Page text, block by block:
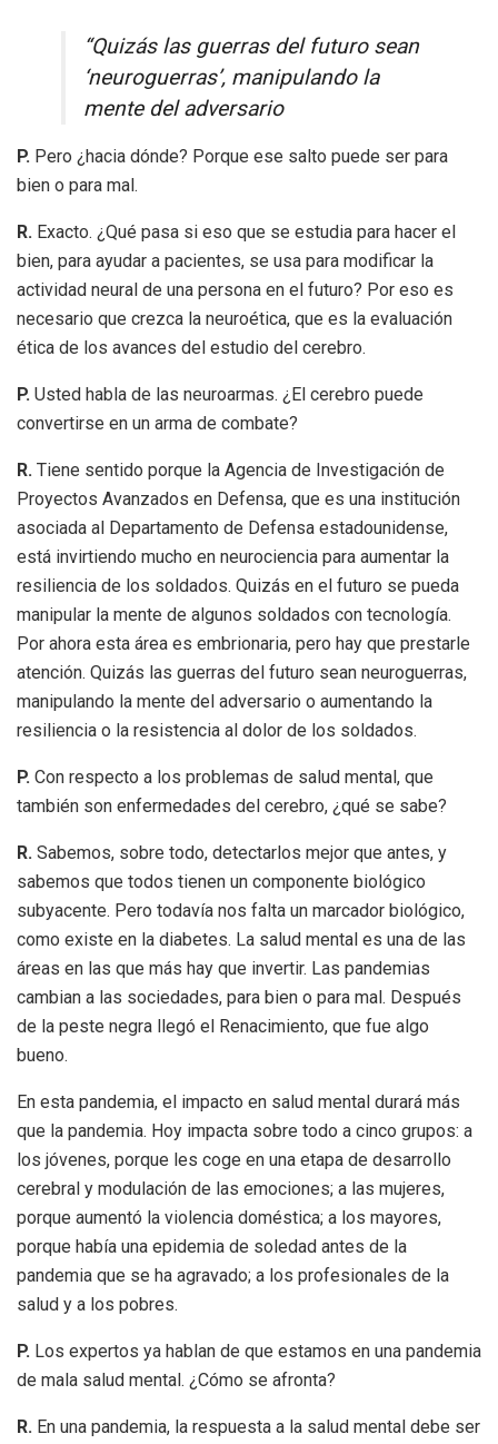
“Quizás las guerras del futuro sean
‘neuroguerras’, manipulando la
mente del adversario
P. Pero ¿hacia dónde? Porque ese salto puede ser para
bien o para mal.
R. Exacto. ¿Qué pasa si eso que se estudia para hacer el
bien, para ayudar a pacientes, se usa para modificar la
actividad neural de una persona en el futuro? Por eso es
necesario que crezca la neuroética, que es la evaluación
ética de los avances del estudio del cerebro.
P. Usted habla de las neuroarmas. ¿El cerebro puede
convertirse en un arma de combate?
R. Tiene sentido porque la Agencia de Investigación de
Proyectos Avanzados en Defensa, que es una institución
asociada al Departamento de Defensa estadounidense,
está invirtiendo mucho en neurociencia para aumentar la
resiliencia de los soldados. Quizás en el futuro se pueda
manipular la mente de algunos soldados con tecnología.
Por ahora esta área es embrionaria, pero hay que prestarle
atención. Quizás las guerras del futuro sean neuroguerras,
manipulando la mente del adversario o aumentando la
resiliencia o la resistencia al dolor de los soldados.
P. Con respecto a los problemas de salud mental, que
también son enfermedades del cerebro, ¿qué se sabe?
R. Sabemos, sobre todo, detectarlos mejor que antes, y
sabemos que todos tienen un componente biológico
subyacente. Pero todavía nos falta un marcador biológico,
como existe en la diabetes. La salud mental es una de las
áreas en las que más hay que invertir. Las pandemias
cambian a las sociedades, para bien o para mal. Después
de la peste negra llegó el Renacimiento, que fue algo
bueno.
En esta pandemia, el impacto en salud mental durará más
que la pandemia. Hoy impacta sobre todo a cinco grupos: a
los jóvenes, porque les coge en una etapa de desarrollo
cerebral y modulación de las emociones; a las mujeres,
porque aumentó la violencia doméstica; a los mayores,
porque había una epidemia de soledad antes de la
pandemia que se ha agravado; a los profesionales de la
salud y a los pobres.
P. Los expertos ya hablan de que estamos en una pandemia
de mala salud mental. ¿Cómo se afronta?
R. En una pandemia, la respuesta a la salud mental debe ser